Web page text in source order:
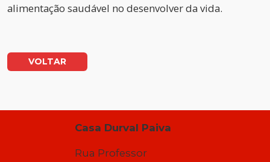
alimentação saudável no desenvolver da vida.
VOLTAR
Casa Durval Paiva
Rua Professor